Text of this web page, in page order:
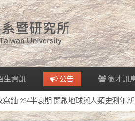
生資訊 公告 徵才訊
寫鈾-234半衰期 開啟地球與人類史測年